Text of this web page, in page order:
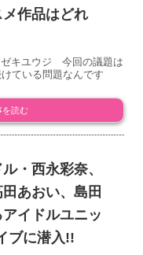
作品はどれ
キユウジ 今回の議題は
ている問題なんです
を読む
・西永彩奈、
あおい、島田
イドルユニッ
ブに潜入!!